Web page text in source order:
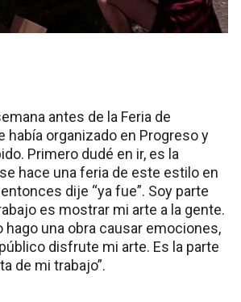
antes de la Feria de
había organizado en Progreso y
Primero dudé en ir, es la
hace una feria de este estilo en
dije “ya fue”. Soy parte
es mostrar mi arte a la gente.
hago una obra causar emociones,
disfrute mi arte. Es la parte
de mi trabajo”.